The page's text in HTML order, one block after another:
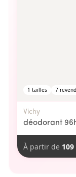
1 tailles 7
Vichy
déodorant
À partir de 109